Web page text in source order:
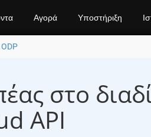
Αγορά Υποστήριξη
στο
API